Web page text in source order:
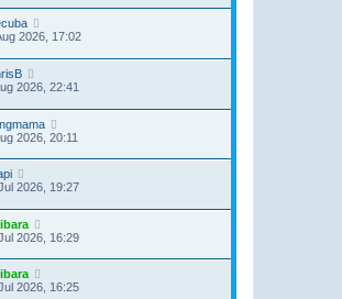
2026, 17:02
2026, 22:41
2026, 20:11
2026, 19:27
2026, 16:29
2026, 16:25